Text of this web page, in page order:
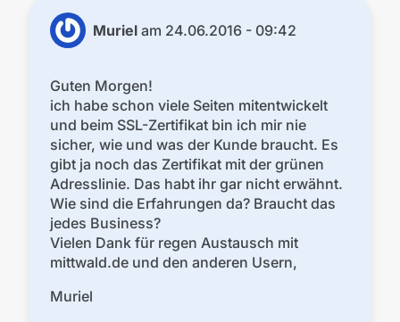
Muriel am 24.06.2016 - 09:42
Guten Morgen!
ich habe schon viele Seiten mitentwickelt
und beim SSL-Zertifikat bin ich mir nie
sicher, wie und was der Kunde braucht. Es
gibt ja noch das Zertifikat mit der grünen
Adresslinie. Das habt ihr gar nicht erwähnt.
Wie sind die Erfahrungen da? Braucht das
jedes Business?
Vielen Dank für regen Austausch mit
mittwald.de und den anderen Usern,
Muriel